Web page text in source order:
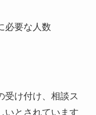
必要な人数
受け付け、相談ス
いとされています